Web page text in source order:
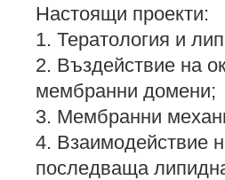
Настоящи проекти:
1. Тератология и
2. Въздействие на
мембранни домени;
3. Мембранни
4. Взаимодействие
последваща